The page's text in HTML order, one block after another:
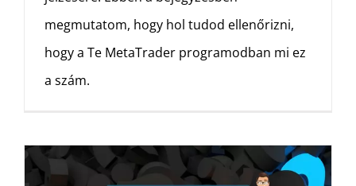
megmutatom, hogy hol tudod ellenőrizni,
hogy a Te MetaTrader programodban mi ez
a szám.